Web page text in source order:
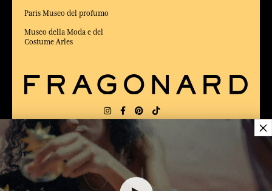
Paris Museo del profumo
Museo della Moda e del
Costume Arles
CONSEGNA: FR
×